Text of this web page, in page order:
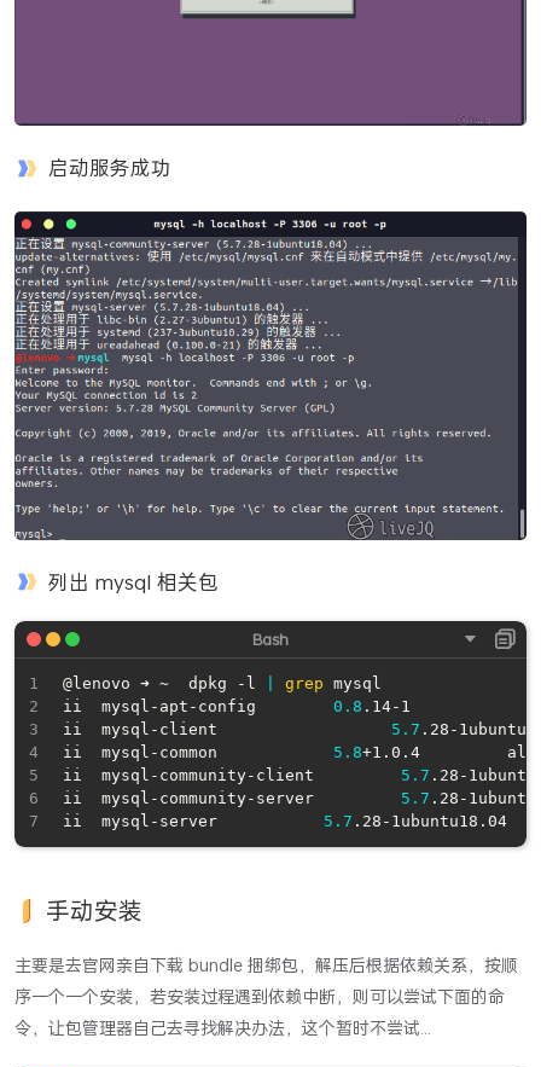
启动服务成功
列出 mysql 相关包
@lenovo ➜ ~  dpkg -l grep mysql
ii  mysql-apt-config 0.8 .14-1
ii  mysql-client 5.7 .28-
ii  mysql-common 5.8+1.0.4         all
ii  mysql-community-client 5.7 .28-
ii  mysql-community-server 5.7 .28-
ii  mysql-server 5.7
手动安装
主要是去官网亲自下载 bundle 捆绑包，解压后根据依赖关系，按顺
序一个一个安装，若安装过程遇到依赖中断，则可以尝试下面的命
令，让包管理器自己去寻找解决办法，这个暂时不尝试...